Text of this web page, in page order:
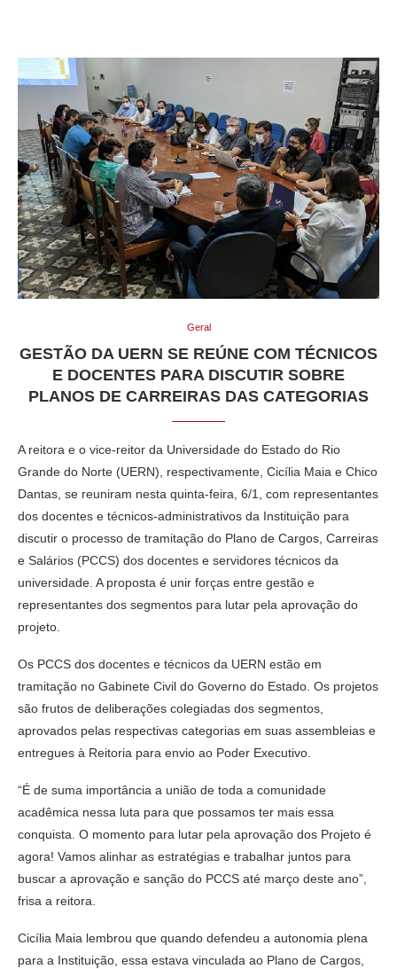
Geral
GESTÃO DA UERN SE REÚNE COM TÉCNICOS
E DOCENTES PARA DISCUTIR SOBRE
PLANOS DE CARREIRAS DAS CATEGORIAS
A reitora e o vice-reitor da Universidade do Estado do Rio
Grande do Norte (UERN), respectivamente, Cicília Maia e Chico
Dantas, se reuniram nesta quinta-feira, 6/1, com representantes
dos docentes e técnicos-administrativos da Instituição para
discutir o processo de tramitação do Plano de Cargos, Carreiras
e Salários (PCCS) dos docentes e servidores técnicos da
universidade. A proposta é unir forças entre gestão e
representantes dos segmentos para lutar pela aprovação do
projeto.
Os PCCS dos docentes e técnicos da UERN estão em
tramitação no Gabinete Civil do Governo do Estado. Os projetos
são frutos de deliberações colegiadas dos segmentos,
aprovados pelas respectivas categorias em suas assembleias e
entregues à Reitoria para envio ao Poder Executivo.
“É de suma importância a união de toda a comunidade
acadêmica nessa luta para que possamos ter mais essa
conquista. O momento para lutar pela aprovação dos Projeto é
agora! Vamos alinhar as estratégias e trabalhar juntos para
buscar a aprovação e sanção do PCCS até março deste ano”,
frisa a reitora.
Cicília Maia lembrou que quando defendeu a autonomia plena
para a Instituição, essa estava vinculada ao Plano de Cargos,